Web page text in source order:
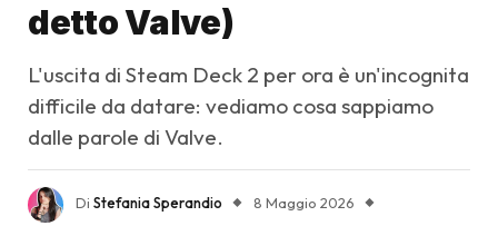
detto Valve)
L'uscita di Steam Deck 2 per ora è un'incognita
difficile da datare: vediamo cosa sappiamo
dalle parole di Valve.
Di Stefania Sperandio
8 Maggio 2026